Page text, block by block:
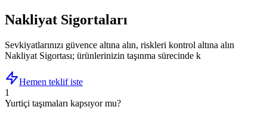
Nakliyat Sigortaları
Sevkiyatlarınızı güvence altına alın, riskleri kontrol altına alın
Nakliyat Sigortası; ürünlerinizin taşınma sürecinde k
Hemen teklif iste
1
Yurtiçi taşımaları kapsıyor mu?